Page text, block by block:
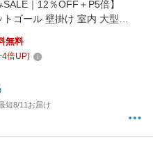
SALE｜12％OFF＋P5倍】
トゴール 壁掛け 室内 大型
け対応・穴あけ固定可 子供 5
大人用 練習用 家庭用 2WAY設
衝撃 室内遊具 トレーニング お
家庭用 静音 おもちゃ ギフト
無料
4倍UP)
短8/11お届け